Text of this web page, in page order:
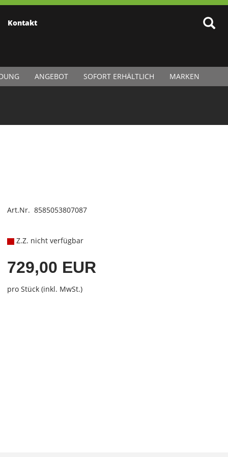
Kontakt
ANGEBOT SOFORT ERHÄLTLICH MARKEN
Art.Nr. 8585053807087
Z.Z. nicht verfügbar
729,00 EUR
pro Stück (inkl. MwSt.)